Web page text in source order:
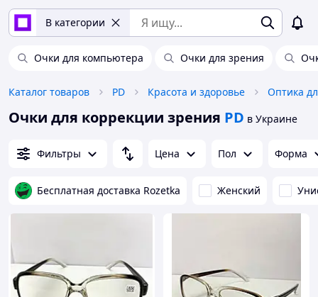
В категории
Очки для компьютера Очки для зрения
Каталог товаров PD Красота и здоровье Оптика
Очки для коррекции зрения PD в Украине
Фильтры Цена Пол Форма
Бесплатная доставка Rozetka Женский